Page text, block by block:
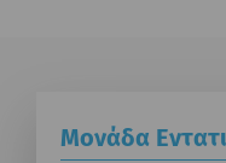
Μονάδα